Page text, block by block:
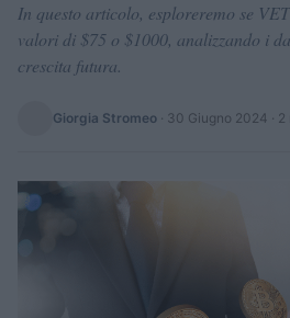
In questo articolo, esploreremo se
valori di $75 o $1000, analizzando i
crescita futura.
Giorgia Stromeo · 30 Giugno 2024 ·